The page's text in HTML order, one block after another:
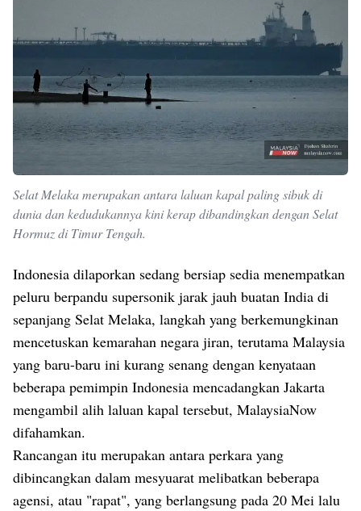
Selat Melaka merupakan antara laluan kapal paling sibuk di
dunia dan kedudukannya kini kerap dibandingkan dengan Selat
Hormuz di Timur Tengah.
Indonesia dilaporkan sedang bersiap sedia menempatkan
peluru berpandu supersonik jarak jauh buatan India di
sepanjang Selat Melaka, langkah yang berkemungkinan
mencetuskan kemarahan negara jiran, terutama Malaysia
yang baru-baru ini kurang senang dengan kenyataan
beberapa pemimpin Indonesia mencadangkan Jakarta
mengambil alih laluan kapal tersebut, MalaysiaNow
difahamkan.
Rancangan itu merupakan antara perkara yang
dibincangkan dalam mesyuarat melibatkan beberapa
agensi, atau "rapat", yang berlangsung pada 20 Mei lalu